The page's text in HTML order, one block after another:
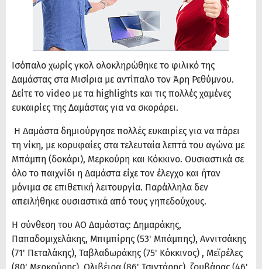
Ισόπαλο χωρίς γκολ ολοκληρώθηκε το φιλικό της
Δαμάστας στα Μισίρια με αντίπαλο τον Άρη Ρεθύμνου.
Δείτε το video με τα highlights και τις πολλές χαμένες
ευκαιρίες της Δαμάστας για να σκοράρει.
Η Δαμάστα δημιούργησε πολλές ευκαιρίες για να πάρει
τη νίκη, με κορυφαίες στα τελευταία λεπτά του αγώνα με
Μπάμπη (δοκάρι), Μερκούρη και Κόκκινο. Ουσιαστικά σε
όλο το παιχνίδι η Δαμάστα είχε τον έλεγχο και ήταν
μόνιμα σε επιθετική λειτουργία. Παράλληλα δεν
απειλήθηκε ουσιαστικά από τους γηπεδούχους.
Η σύνθεση του ΑΟ Δαμάστας: Δημαράκης,
Παπαδομιχελάκης, Μπιμπίρης (53' Μπάμπης), Αννιτσάκης
(71' Πεταλάκης), Ταβλαδωράκης (75' Κόκκινος) , Μεϊρέλες